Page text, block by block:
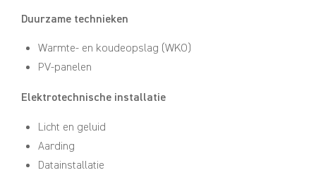
Duurzame technieken
Warmte- en koudeopslag (WKO)
PV-panelen
Elektrotechnische installatie
Licht en geluid
Aarding
Datainstallatie